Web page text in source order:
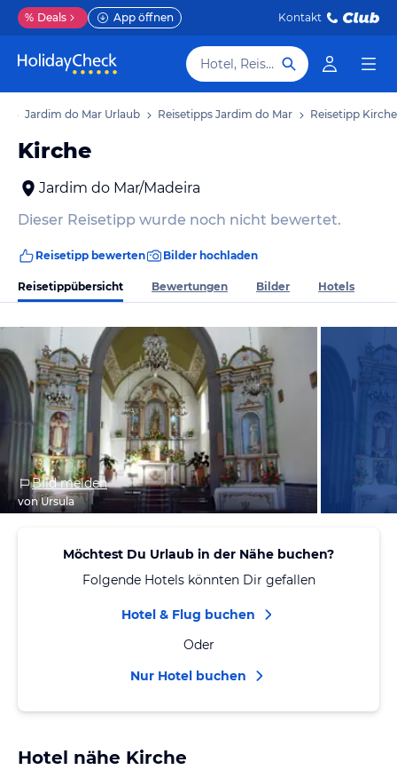
% Deals App öffnen Kontakt
Hotel, Reiseziel
Jardim do Mar Urlaub Reisetipps Jardim do Mar Reisetipp Kirche
Kirche
Jardim do Mar/Madeira
Dieser Reisetipp wurde noch nicht bewertet.
Reisetipp bewerten Bilder hochladen
Reisetippübersicht Bewertungen Bilder Hotels
Bild melden
von Ursula
Möchtest Du Urlaub in der Nähe buchen?
Folgende Hotels könnten Dir gefallen
Hotel & Flug buchen
Oder
Nur Hotel buchen
Hotel nähe Kirche